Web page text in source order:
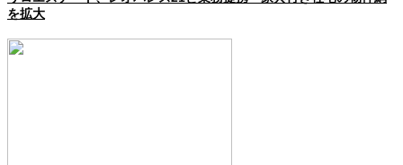
を拡大